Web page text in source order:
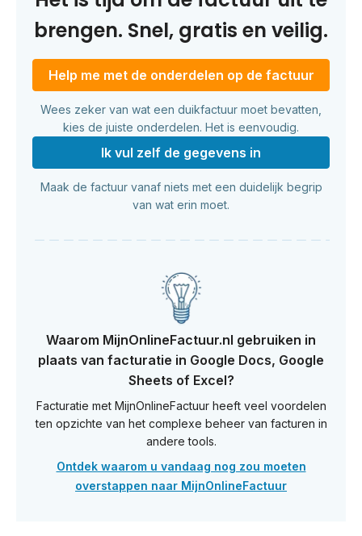
brengen. Snel, gratis en veilig.
Help me met de onderdelen op de factuur
Wees zeker van wat een duikfactuur moet bevatten,
kies de juiste onderdelen. Het is eenvoudig.
Ik vul zelf de gegevens in
Maak de factuur vanaf niets met een duidelijk begrip
van wat erin moet.
Waarom MijnOnlineFactuur.nl gebruiken in
plaats van facturatie in Google Docs, Google
Sheets of Excel?
Facturatie met MijnOnlineFactuur heeft veel voordelen
ten opzichte van het complexe beheer van facturen in
andere tools.
Ontdek waarom u vandaag nog zou moeten
overstappen naar MijnOnlineFactuur